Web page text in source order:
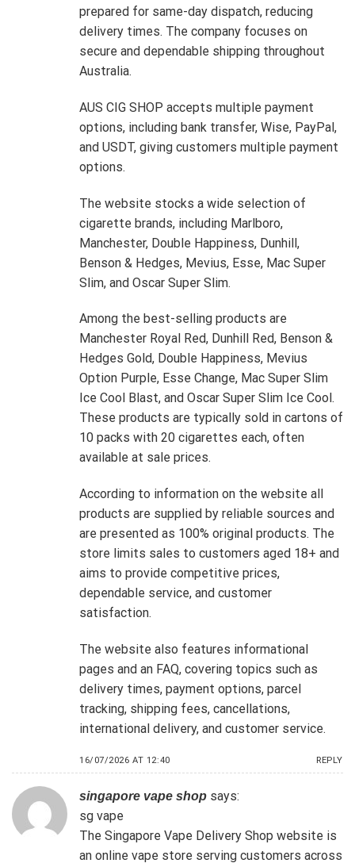
prepared for same-day dispatch, reducing
delivery times. The company focuses on
secure and dependable shipping throughout
Australia.
AUS CIG SHOP accepts multiple payment
options, including bank transfer, Wise, PayPal,
and USDT, giving customers multiple payment
options.
The website stocks a wide selection of
cigarette brands, including Marlboro,
Manchester, Double Happiness, Dunhill,
Benson & Hedges, Mevius, Esse, Mac Super
Slim, and Oscar Super Slim.
Among the best-selling products are
Manchester Royal Red, Dunhill Red, Benson &
Hedges Gold, Double Happiness, Mevius
Option Purple, Esse Change, Mac Super Slim
Ice Cool Blast, and Oscar Super Slim Ice Cool.
These products are typically sold in cartons of
10 packs with 20 cigarettes each, often
available at sale prices.
According to information on the website all
products are supplied by reliable sources and
are presented as 100% original products. The
store limits sales to customers aged 18+ and
aims to provide competitive prices,
dependable service, and customer
satisfaction.
The website also features informational
pages and an FAQ, covering topics such as
delivery times, payment options, parcel
tracking, shipping fees, cancellations,
international delivery, and customer service.
16/07/2026 AT 12:40 REPLY
singapore vape shop says:
sg vape
The Singapore Vape Delivery Shop website is
an online vape store serving customers across